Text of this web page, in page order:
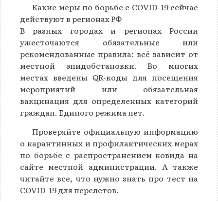
Какие меры по борьбе с COVID-19 сейчас
действуют в регионах РФ
В разных городах и регионах России
ужесточаются обязательные или
рекомендованные правила: всё зависит от
местной эпидобстановки. Во многих
местах введены QR-коды для посещения
мероприятий или обязательная
вакцинация для определенных категорий
граждан. Единого режима нет.
Проверяйте официальную информацию
о карантинных и профилактических мерах
по борьбе с распространением ковида на
сайте местной администрации. А также
читайте все, что нужно знать про тест на
COVID-19 для перелетов.